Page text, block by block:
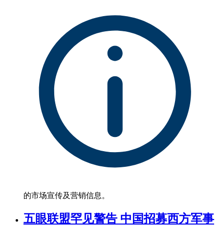
的市场宣传及营销信息。
五眼联盟罕见警告 中国招募西方军事